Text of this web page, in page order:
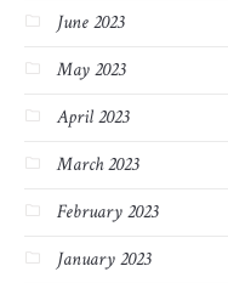
June 2023
May 2023
April 2023
March 2023
February 2023
January 2023